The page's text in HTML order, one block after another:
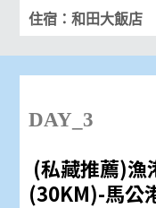
住宿：和田大飯店
DAY_3
(私藏推薦)漁
(30KM)-馬公